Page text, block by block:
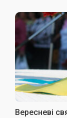
Вересневі